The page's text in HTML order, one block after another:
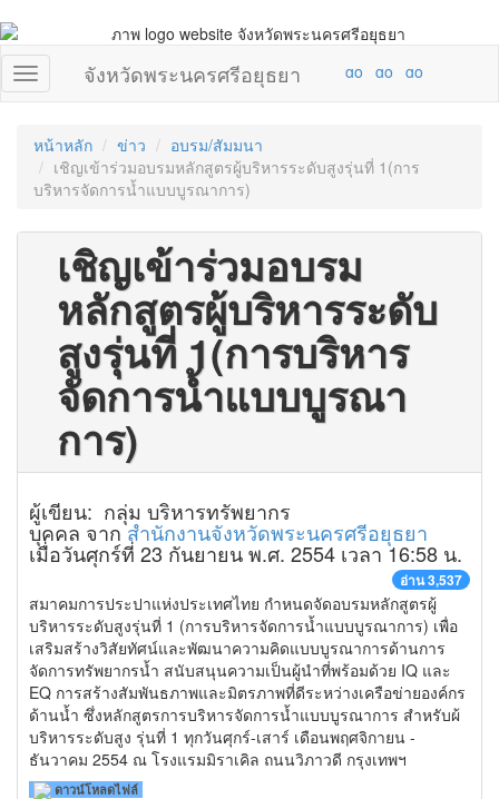
จังหวัดพระนครศรีอยุธยา
หน้าหลัก ข่าว
อบรม/สัมมนา
เชิญเข้าร่วมอบรมหลักสูตรผู้บริหารระดับสูงรุ่นที่ 1(การ
บริหารจัดการน้ำแบบบูรณาการ)
เชิญเข้าร่วมอบรม
หลักสูตรผู้บริหารระดับ
สูงรุ่นที่ 1(การบริหาร
จัดการน้ำแบบบูรณา
การ)
ผู้เขียน: กลุ่ม บริหารทรัพยากร
บุคคล จากสำนักงานจังหวัดพระนครศรีอยุธยา
เมื่อวันศุกร์ที่ 23 กันยายน พ.ศ. 2554 เวลา 16:58 น.
อ่าน 3,537
สมาคมการประปาแห่งประเทศไทย กำหนดจัดอบรมหลักสูตรผู้
บริหารระดับสูงรุ่นที่ 1 (การบริหารจัดการน้ำแบบบูรณาการ) เพื่อ
เสริมสร้างวิสัยทัศน์และพัฒนาความคิดแบบบูรณาการด้านการ
จัดการทรัพยากรน้ำ สนับสนุนความเป็นผู้นำที่พร้อมด้วย IQ และ
EQ การสร้างสัมพันธภาพและมิตรภาพที่ดีระหว่างเครือข่ายองค์กร
ด้านน้ำ ซึ่งหลักสูตรการบริหารจัดการน้ำแบบบูรณาการ สำหรับผ้
บริหารระดับสูง รุ่นที่ 1 ทุกวันศุกร์-เสาร์ เดือนพฤศจิกายน -
ธันวาคม 2554 ณ โรงแรมมิราเคิล ถนนวิภาวดี กรุงเทพฯ
ดาวน์โหลดไฟล์